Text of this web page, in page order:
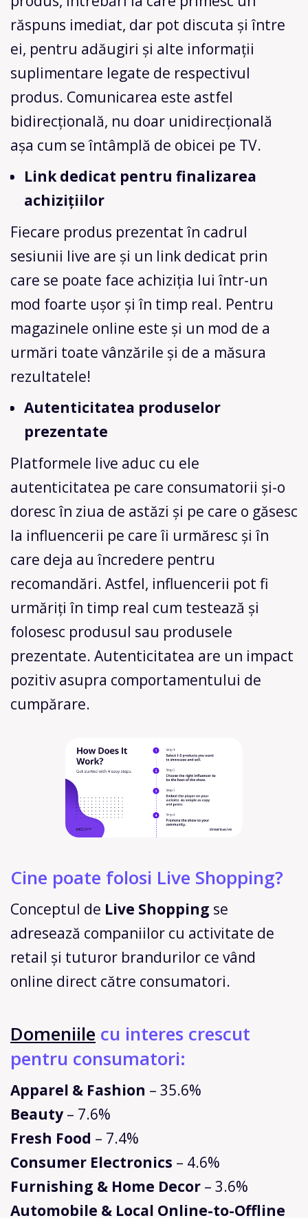
răspuns imediat, dar pot discuta și între
ei, pentru adăugiri și alte informații
suplimentare legate de respectivul
produs. Comunicarea este astfel
bidirecțională, nu doar unidirecțională
așa cum se întâmplă de obicei pe TV.
Link dedicat pentru finalizarea
achizițiilor
Fiecare produs prezentat în cadrul
sesiunii live are și un link dedicat prin
care se poate face achiziția lui într-un
mod foarte ușor și în timp real. Pentru
magazinele online este și un mod de a
urmări toate vânzările și de a măsura
rezultatele!
Autenticitatea produselor
prezentate
Platformele live aduc cu ele
autenticitatea pe care consumatorii și-o
doresc în ziua de astăzi și pe care o găsesc
la influencerii pe care îi urmăresc și în
care deja au încredere pentru
recomandări. Astfel, influencerii pot fi
urmăriți în timp real cum testează și
folosesc produsul sau produsele
prezentate. Autenticitatea are un impact
pozitiv asupra comportamentului de
cumpărare.
Cine poate folosi Live Shopping?
Conceptul de Live Shopping se
adresează companiilor cu activitate de
retail și tuturor brandurilor ce vând
online direct către consumatori.
Domeniile cu interes crescut
pentru consumatori:
Apparel & Fashion – 35.6%
Beauty – 7.6%
Fresh Food – 7.4%
Consumer Electronics – 4.6%
Furnishing & Home Decor – 3.6%
Automobile & Local Online-to-Offline